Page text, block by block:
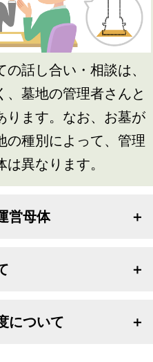
話し合い・相談は、
、墓地の管理者さんと
ります。なお、お墓が
の種別によって、管理
異なります。
営母体
について